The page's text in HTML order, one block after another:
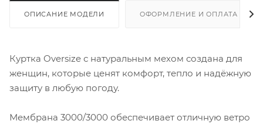
ОПИСАНИЕ МОДЕЛИ ОФОРМЛЕНИЕ И ОПЛАТА
Куртка Oversize с натуральным мехом создана для
женщин, которые ценят комфорт, тепло и надёжную
защиту в любую погоду.
Мембрана 3000/3000 обеспечивает отличную ветро